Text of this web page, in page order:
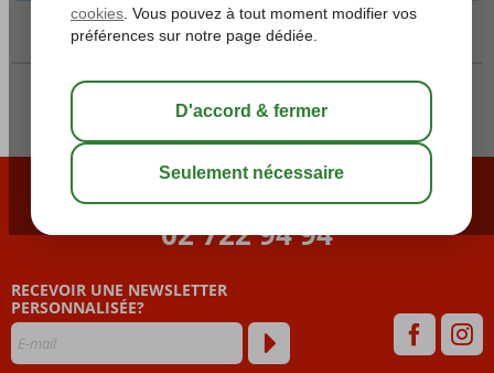
Carte
CONTACTEZ NOTRE CALL CENTER
02 722 94 94
RECEVOIR UNE NEWSLETTER
PERSONNALISÉE?